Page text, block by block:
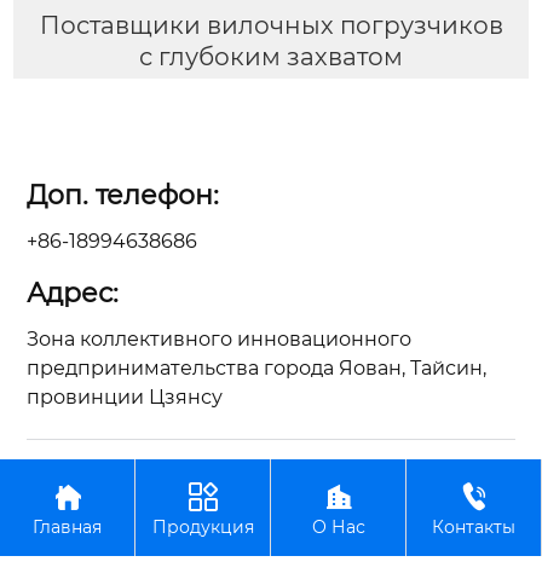
Поставщики вилочных погрузчиков
с глубоким захватом
Доп. телефон:
+86-18994638686
Адрес:
Зона коллективного инновационного
предпринимательства города Яован, Тайсин,
провинции Цзянсу
производству вилочных погрузчиков

Главная

Продукция

О Нас

Контакты